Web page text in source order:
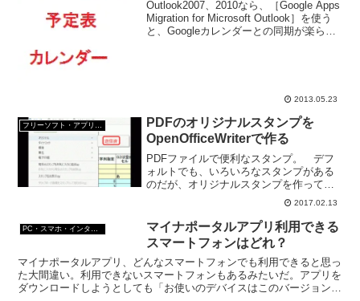
Outlook2007、2010なら、［Google Apps
Migration for Microsoft Outlook］を使う
と、Googleカレンダーとの同期が楽らし
2013.05.23
PDFのオリジナルスタンプを
OpenOfficeWriterで作る
PDFファイルで便利なスタンプ。 デフ
ォルトでも、いろいろなスタンプがある
のだが、オリジナルスタンプを作ってみ
たくなった。 というか、仕事で「送信
済み」「発送済み」というスタンプがほ
しくなった。画像を登録してもオリジナ
ルスタンプにならない ...
2017.02.13
マイナポータルアプリ利用できる
スマートフォンはどれ？
マイナポータルアプリ、どんなスマートフォンでも利用できると思っ
た大間違い。利用できないスマートフォンもあるみたいだ。アプリを
ダウンロードしようとしても「お使いのデバイスはこのバージョンに